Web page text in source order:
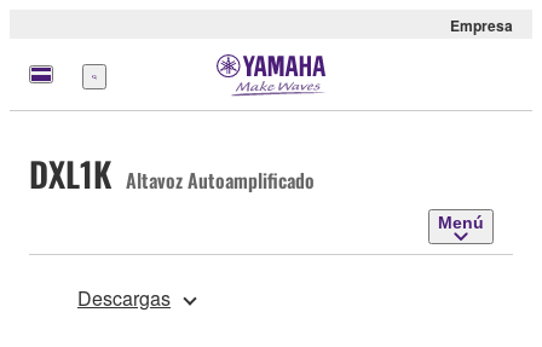
Empresa
Menú
DXL1K Altavoz Autoamplificado
Menú
Descargas